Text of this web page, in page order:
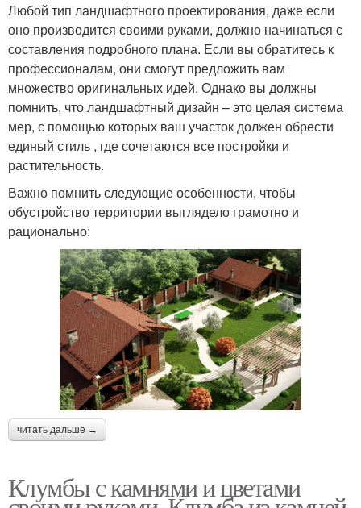
Любой тип ландшафтного проектирования, даже если
оно производится своими руками, должно начинаться с
составления подробного плана. Если вы обратитесь к
профессионалам, они смогут предложить вам
множество оригинальных идей. Однако вы должны
помнить, что ландшафтный дизайн – это целая система
мер, с помощью которых ваш участок должен обрести
единый стиль , где сочетаются все постройки и
растительность.
Важно помнить следующие особенности, чтобы
обустройство территории выглядело грамотно и
рационально:
читать дальше →
Клумбы с камнями и цветами